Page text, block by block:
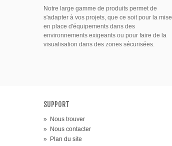
Notre large gamme de produits permet de
s'adapter à vos projets, que ce soit pour la mise
en place d'équipements dans des
environnements exigeants ou pour faire de la
visualisation dans des zones sécurisées.
SUPPORT
»
Nous trouver
»
Nous contacter
»
Plan du site